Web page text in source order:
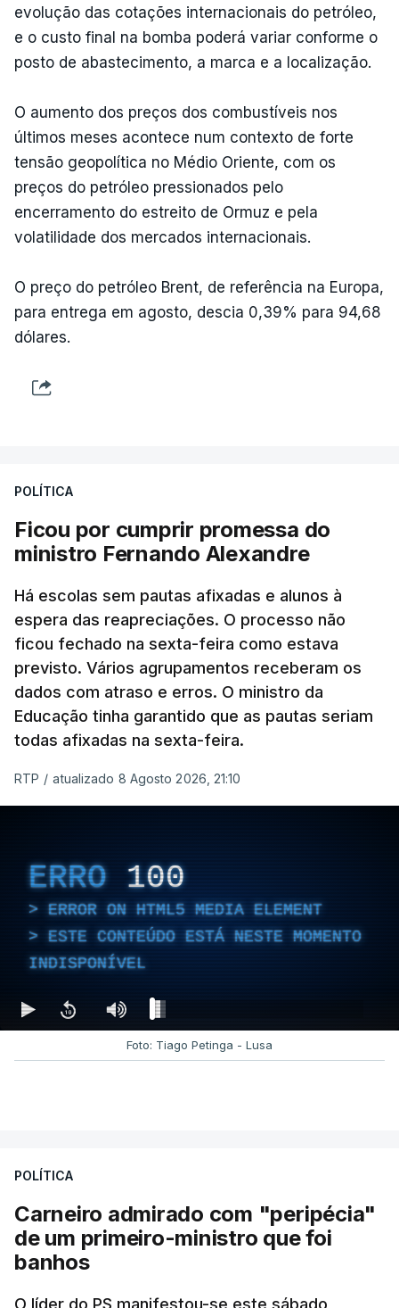
evolução das cotações internacionais do petróleo,
e o custo final na bomba poderá variar conforme o
posto de abastecimento, a marca e a localização.
O aumento dos preços dos combustíveis nos
últimos meses acontece num contexto de forte
tensão geopolítica no Médio Oriente, com os
preços do petróleo pressionados pelo
encerramento do estreito de Ormuz e pela
volatilidade dos mercados internacionais.
O preço do petróleo Brent, de referência na Europa,
para entrega em agosto, descia 0,39% para 94,68
dólares.
POLÍTICA
Ficou por cumprir promessa do
ministro Fernando Alexandre
Há escolas sem pautas afixadas e alunos à
espera das reapreciações. O processo não
ficou fechado na sexta-feira como estava
previsto. Vários agrupamentos receberam os
dados com atraso e erros. O ministro da
Educação tinha garantido que as pautas seriam
todas afixadas na sexta-feira.
RTP / atualizado 8 Agosto 2026, 21:10
ERRO 100
ERROR ON HTML5 MEDIA ELEMENT
ESTE CONTEÚDO ESTÁ NESTE MOMENTO
INDISPONÍVEL
Foto: Tiago Petinga - Lusa
POLÍTICA
Carneiro admirado com "peripécia"
de um primeiro-ministro que foi
banhos
O líder do PS manifestou-se este sábado